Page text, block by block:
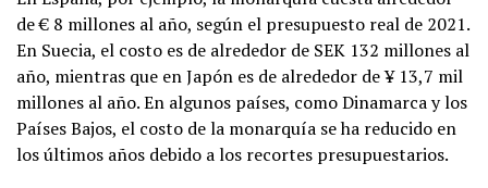
de € 8 millones al año, según el presupuesto real de 2021.
En Suecia, el costo es de alrededor de SEK 132 millones al
año, mientras que en Japón es de alrededor de ¥ 13,7 mil
millones al año. En algunos países, como Dinamarca y los
Países Bajos, el costo de la monarquía se ha reducido en
los últimos años debido a los recortes presupuestarios.